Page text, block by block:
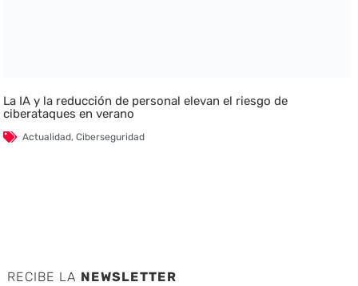
La IA y la reducción de personal elevan el riesgo de
ciberataques en verano
Actualidad,Ciberseguridad
RECIBE LA NEWSLETTER